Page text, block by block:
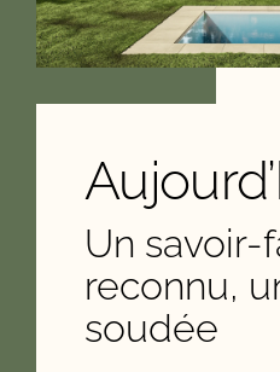
Un savoir-
reconnu,
soudée